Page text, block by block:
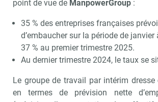
point de vue de ManpowerGroup :
35 % des entreprises françaises
d’embaucher sur la période de
37 % au premier trimestre 2025.
Au dernier trimestre 2024, le taux se
Le groupe de travail par intérim dresse
en termes de prévision nette